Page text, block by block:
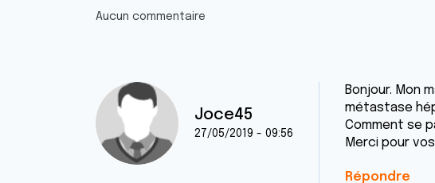
Aucun commentaire
Joce45
27/05/2019 - 09:56
Bonjour. Mon
métastase
Comment se
Merci pour
Répondre